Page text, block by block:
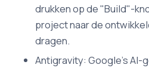
drukken op de "Build"-
project naar de
dragen.
Antigravity: Google's AI-